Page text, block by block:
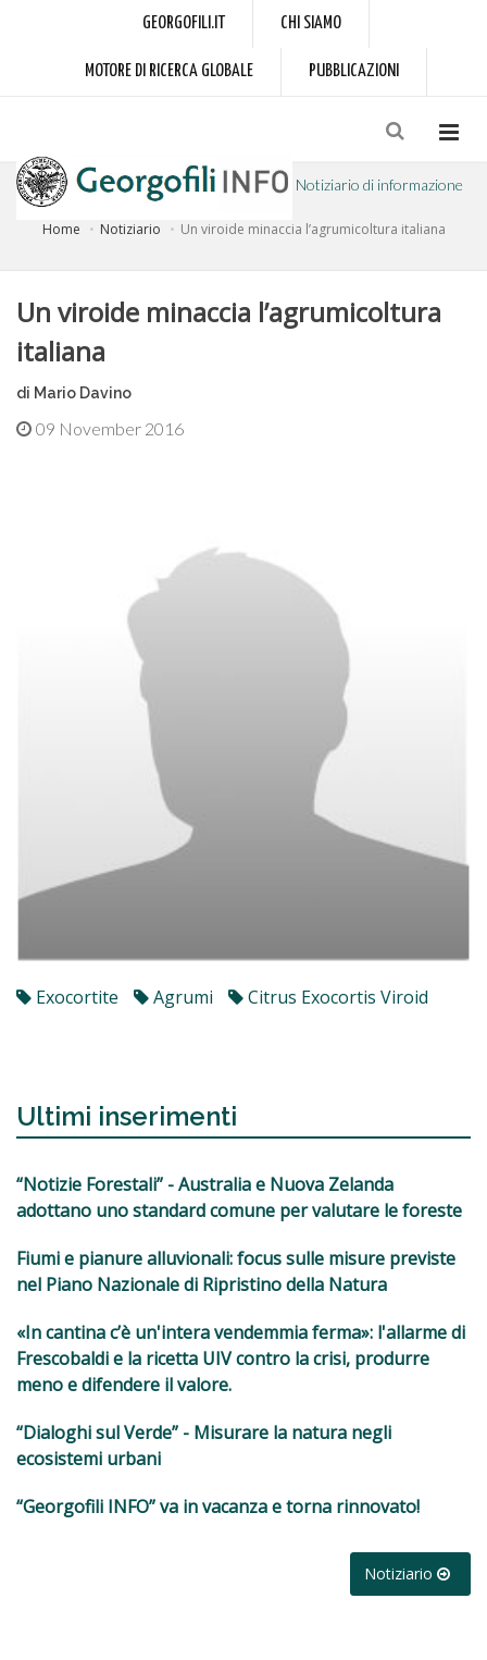
GEORGOFILI.IT CHI SIAMO
MOTORE DI RICERCA GLOBALE PUBBLICAZIONI
Notiziario di informazione
Home Notiziario Un viroide minaccia l’agrumicoltura italiana
Un viroide minaccia l’agrumicoltura
italiana
di Mario Davino
09 November 2016
Exocortite Agrumi Citrus Exocortis Viroid
Ultimi inserimenti
“Notizie Forestali” - Australia e Nuova Zelanda
adottano uno standard comune per valutare le foreste
Fiumi e pianure alluvionali: focus sulle misure previste
nel Piano Nazionale di Ripristino della Natura
«In cantina c’è un'intera vendemmia ferma»: l'allarme di
Frescobaldi e la ricetta UIV contro la crisi, produrre
meno e difendere il valore.
“Dialoghi sul Verde” - Misurare la natura negli
ecosistemi urbani
“Georgofili INFO” va in vacanza e torna rinnovato!
Notiziario